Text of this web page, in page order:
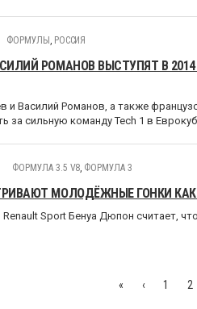
ФОРМУЛЫ РОССИЯ
РОМАНОВ ВЫСТУПЯТ В 2014
и Василий Романов, а также
за сильную команду Tech 1 в
ФОРМУЛА 3.5 V8 ФОРМУЛА 3
МОЛОДЁЖНЫЕ ГОНКИ
Sport Бенуа Дюпон считает,
« ‹ 1 2